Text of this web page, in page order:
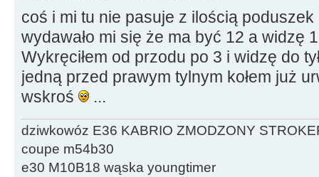
coś i mi tu nie pasuje z ilością
wydawało mi się że ma być 12 a widzę
Wykręciłem od przodu po 3 i widzę do
jedną przed prawym tylnym kołem już
wskroś
...
dziwkowóz E36 KABRIO ZMODZONY
coupe m54b30
e30 M10B18 wąska youngtimer